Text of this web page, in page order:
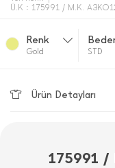
Ü.K : 175991 / M.K.
Renk
Gold STD
Ürün Detayları
175991